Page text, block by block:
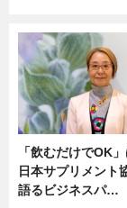
「飲むだけでOK
日本サプリメント
語るビジネスパ…